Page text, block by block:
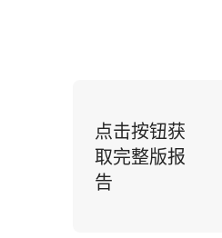
点击按钮获
取完整版报
告